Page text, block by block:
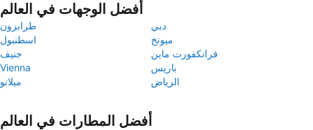
أفضل الوجهات في العالم
طرابزون
دبي
اسطنبول
ميونخ
جنيف
فرانكفورت ماين
Vienna
باريس
ميلانو
الرياض
أفضل المطارات في العالم